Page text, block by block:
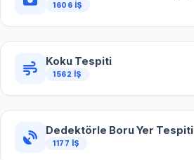
1606 İŞ
Koku Tespiti
1562 İŞ
Dedektörle Boru Yer Tespiti
1177 İŞ